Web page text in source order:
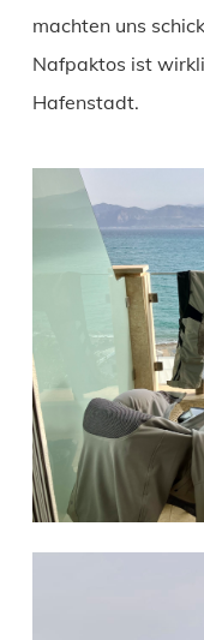
machten uns
Nafpaktos ist
Hafenstadt.